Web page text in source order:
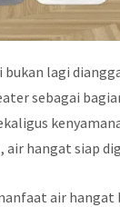
lagi
sebagai
hangat siap
air